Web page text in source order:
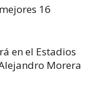
16
en el Estadios
Morera